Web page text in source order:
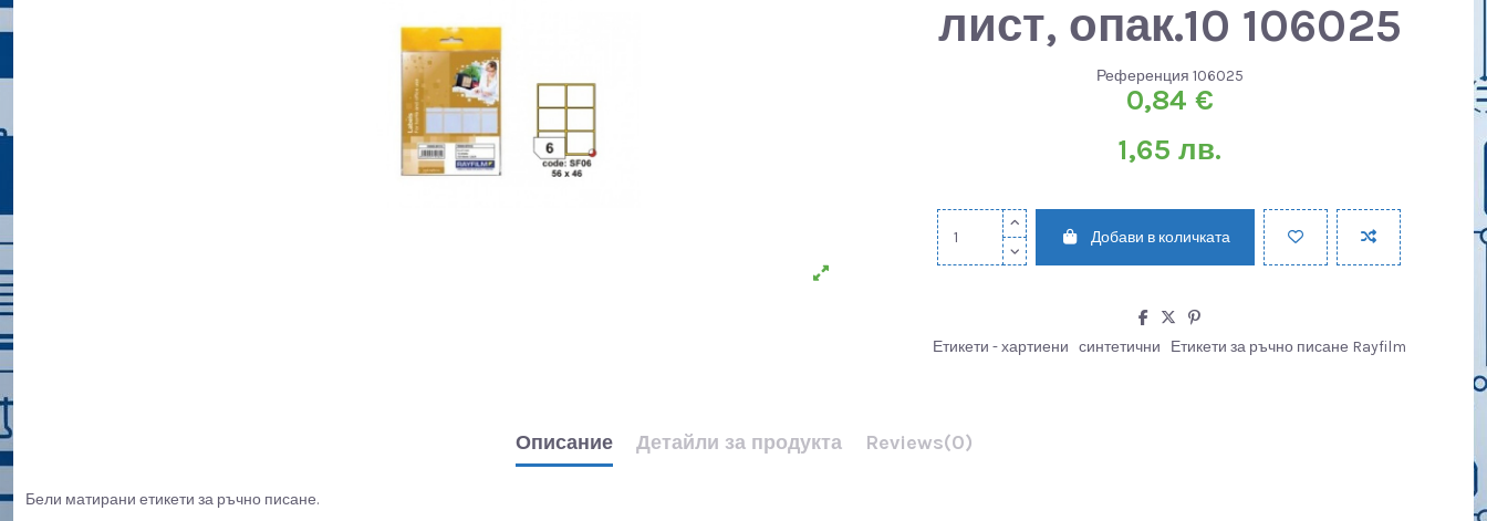
лист, опак.10 106025
Референция 106025
0,84 €
1,65 лв.
Добави в количката
Етикети - хартиени синтетични Етикети за ръчно писане Rayfilm
Описание Детайли за продукта Reviews(0)
Бели матирани етикети за ръчно писане.